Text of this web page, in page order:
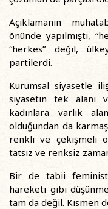
Açıklamanın
önünde yapılmıştı,
“herkes” değil,
partilerdi.
Kurumsal siyasetle
siyasetin tek alanı
kadınlara varlık
olduğundan da
renkli ve çekişmeli
tatsız ve renksiz
Bir de tabii
hareketi gibi
tam da değil. Kısmen